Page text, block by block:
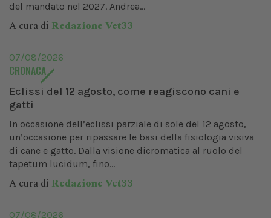
del mandato nel 2027. Andrea...
A cura di Redazione Vet33
07/08/2026
CRONACA
Eclissi del 12 agosto, come reagiscono cani e
gatti
In occasione dell’eclissi parziale di sole del 12 agosto,
un’occasione per ripassare le basi della fisiologia visiva
di cane e gatto. Dalla visione dicromatica al ruolo del
tapetum lucidum, fino...
A cura di Redazione Vet33
07/08/2026